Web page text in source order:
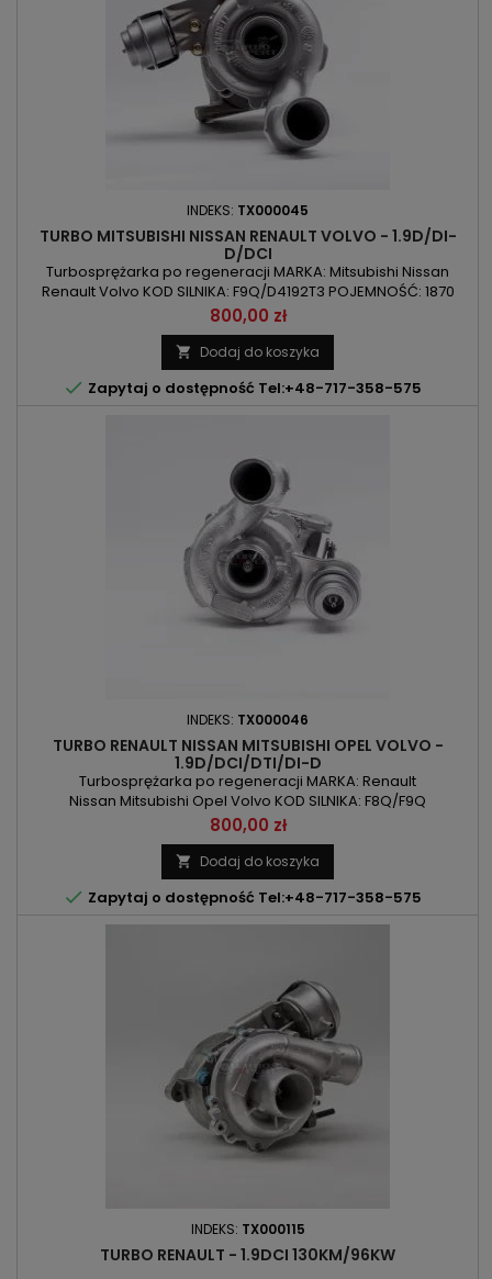
INDEKS: TX000045
TURBO MITSUBISHI NISSAN RENAULT VOLVO - 1.9D/DI-
D/DCI
Turbosprężarka po regeneracji MARKA: Mitsubishi Nissan
Renault Volvo KOD SILNIKA: F9Q/D4192T3 POJEMNOŚĆ: 1870
ccm 1.9D/DI-D/DCI MOC: 85kW/115KM / 88kW/120KM ROK
PRODUKCJI: Od 2000r
Cena
800,00 zł
 Dodaj do koszyka
 Zapytaj o dostępność Tel:+48-717-358-575
INDEKS: TX000046
TURBO RENAULT NISSAN MITSUBISHI OPEL VOLVO -
1.9D/DCI/DTI/DI-D
Turbosprężarka po regeneracji MARKA: Renault
Nissan Mitsubishi Opel Volvo KOD SILNIKA: F8Q/F9Q
POJEMNOŚĆ: 1870 ccm 1.9D/DCI/DTI/DI-D MOC: 101KM/74kW /
102KM/75kW / 105KM/77kW ROK PRODUKCJI: Od 1999r
Cena
800,00 zł
 Dodaj do koszyka
 Zapytaj o dostępność Tel:+48-717-358-575
INDEKS: TX000115
TURBO RENAULT - 1.9DCI 130KM/96KW